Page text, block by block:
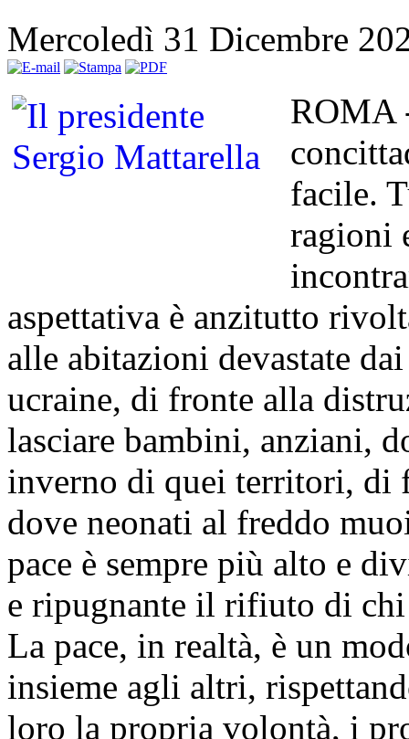
Mercoledì 31 Dicembre
ROMA
facile.
ragioni
aspettativa è anzitutto
alle abitazioni devastate
ucraine, di fronte alla
lasciare bambini, anziani,
inverno di quei territori, di
dove neonati al freddo
pace è sempre più alto e
e ripugnante il rifiuto di chi
La pace, in realtà, è un
insieme agli altri,
loro la propria volontà, i